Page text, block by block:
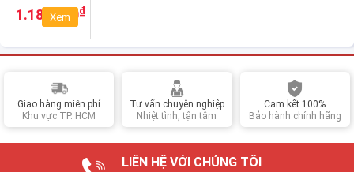
DeepCool
AG620
1.180.000₫
Xem
Giao hàng miễn phí
Khu vực TP. HCM
Tư vấn chuyên nghiệp
Nhiệt tình, tận tâm
Cam kết 100%
Bảo hành chính hãng
LIÊN HỆ VỚI CHÚNG TÔI